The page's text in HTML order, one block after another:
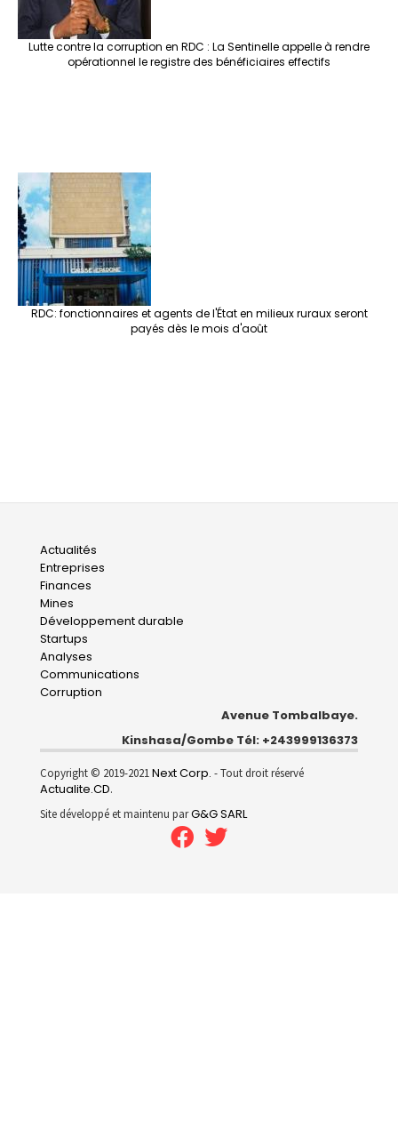
Lutte contre la corruption en RDC : La Sentinelle appelle à rendre
opérationnel le registre des bénéficiaires effectifs
RDC: fonctionnaires et agents de l'État en milieux ruraux seront
payés dès le mois d'août
Main
navigation
Actualités
Entreprises
Finances
Mines
Développement durable
Startups
Analyses
Communications
Corruption
Avenue Tombalbaye.
Kinshasa/Gombe Tél: +243999136373
Copyright © 2019-2021Next Corp. - Tout droit réservé
Actualite.CD.
Site développé et maintenu parG&G SARL